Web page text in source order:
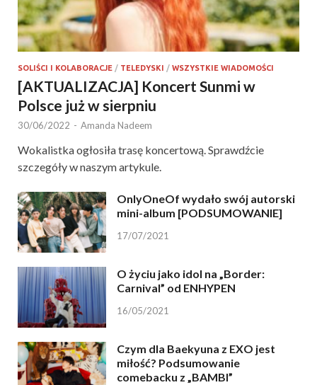
SOLIŚCI I KOLABORACJE / TELEDYSKI / WSZYSTKIE WIADOMOŚCI
[AKTUALIZACJA] Koncert Sunmi w
Polsce już w sierpniu
30/06/2022 - Amanda Nadeem
Wokalistka ogłosiła trasę koncertową. Sprawdźcie
szczegóły w naszym artykule.
OnlyOneOf wydało swój autorski
mini-album [PODSUMOWANIE]
17/07/2021
O życiu jako idol na „Border:
Carnival” od ENHYPEN
16/05/2021
Czym dla Baekyuna z EXO jest
miłość? Podsumowanie
comebacku z „BAMBI”